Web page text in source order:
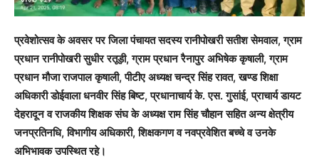
प्रवेशोत्सव के अवसर पर जिला पंचायत सदस्य रानीपोखरी सतीश सेमवाल, ग्राम
प्रधान रानीपोखरी सुधीर रतूड़ी, ग्राम प्रधान रैनापुर अभिषेक कृषाली, ग्राम
प्रधान मौजा राजपाल कृषाली, पीटीए अध्यक्ष चन्द्र सिंह रावत, खण्ड शिक्षा
अधिकारी डोईवाला धनवीर सिंह बिष्ट, प्रधानाचार्य के. एस. गुसांई, प्राचार्य डायट
देहरादून व राजकीय शिक्षक संघ के अध्यक्ष राम सिंह चौहान सहित अन्य क्षेत्रीय
जनप्रतिनधि, विभागीय अधिकारी, शिक्षकगण व नवप्रवेशित बच्चे व उनके
अभिभावक उपस्थित रहे।